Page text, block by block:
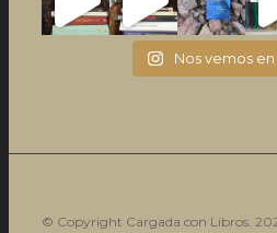
Nos vemos
© Copyright Cargada con Libros.